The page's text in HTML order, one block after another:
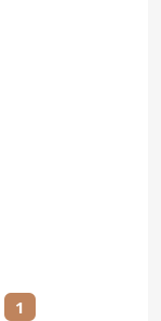
1